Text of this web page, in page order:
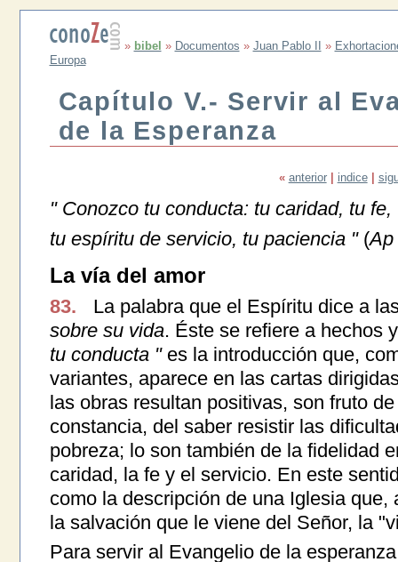
» bibel » Documentos » Juan Pablo II »
Europa
Capítulo V.- Servir al
de la Esperanza
« anterior indice
" Conozco tu conducta: tu caridad, tu fe,
tu espíritu de servicio, tu paciencia "(Ap
La vía del amor
83.
La palabra que el Espíritu dice a
sobre su vida. Éste se refiere a hechos
tu conducta "es la introducción que,
variantes, aparece en las cartas
las obras resultan positivas, son fruto
constancia, del saber resistir las
pobreza; lo son también de la fidelidad
caridad, la fe y el servicio. En este
como la descripción de una Iglesia
la salvación que le viene del Señor, la
Para servir al Evangelio de la